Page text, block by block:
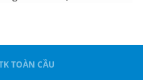
TOÀN CẦU